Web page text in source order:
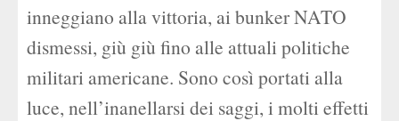
inneggiano alla vittoria, ai bunker NATO
dismessi, giù giù fino alle attuali politiche
militari americane. Sono così portati alla
luce, nell’inanellarsi dei saggi, i molti effetti